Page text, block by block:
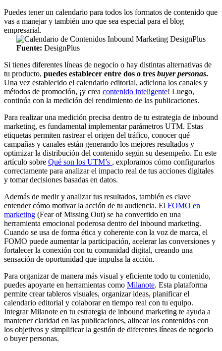
Puedes tener un calendario para todos los formatos de contenido que
vas a manejar y también uno que sea especial para el blog
empresarial.
Fuente: DesignPlus
Si tienes diferentes líneas de negocio o hay distintas alternativas de
tu producto, puedes establecer entre dos o tres buyer personas.
Una vez establecido el calendario editorial, adiciona los canales y
métodos de promoción, ¡y crea contenido inteligente! Luego,
continúa con la medición del rendimiento de las publicaciones.
Para realizar una medición precisa dentro de tu estrategia de inbound
marketing, es fundamental implementar parámetros UTM. Estas
etiquetas permiten rastrear el origen del tráfico, conocer qué
campañas y canales están generando los mejores resultados y
optimizar la distribución del contenido según su desempeño. En este
artículo sobre Qué son los UTM’s , exploramos cómo configurarlos
correctamente para analizar el impacto real de tus acciones digitales
y tomar decisiones basadas en datos.
Además de medir y analizar tus resultados, también es clave
entender cómo motivar la acción de tu audiencia. El FOMO en
marketing (Fear of Missing Out) se ha convertido en una
herramienta emocional poderosa dentro del inbound marketing.
Cuando se usa de forma ética y coherente con la voz de marca, el
FOMO puede aumentar la participación, acelerar las conversiones y
fortalecer la conexión con tu comunidad digital, creando una
sensación de oportunidad que impulsa la acción.
Para organizar de manera más visual y eficiente todo tu contenido,
puedes apoyarte en herramientas como Milanote. Esta plataforma
permite crear tableros visuales, organizar ideas, planificar el
calendario editorial y colaborar en tiempo real con tu equipo.
Integrar Milanote en tu estrategia de inbound marketing te ayuda a
mantener claridad en las publicaciones, alinear los contenidos con
los objetivos y simplificar la gestión de diferentes líneas de negocio
o buyer personas.